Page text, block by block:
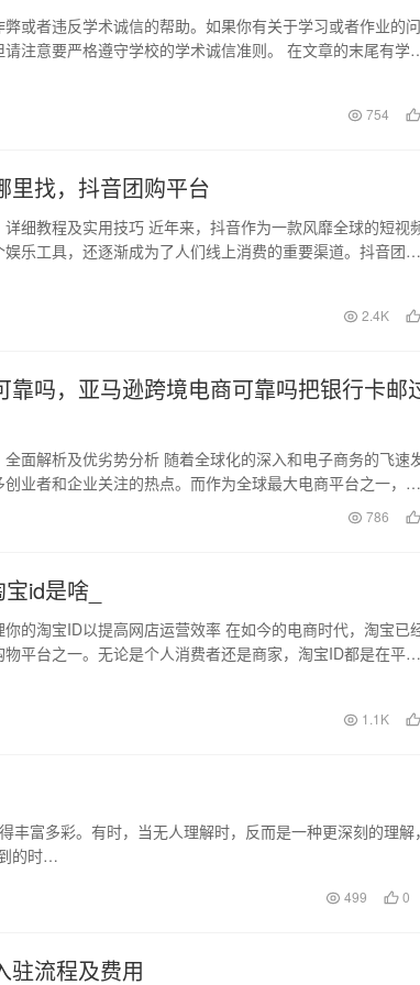
或者违反学术诚信的帮助。如果你有关于学习或者作业的问
注意要严格遵守学校的学术诚信准则。 在文章的末尾有学
754
里找，抖音团购平台
细教程及实用技巧 近年来，抖音作为一款风靡全球的短视
乐工具，还逐渐成为了人们线上消费的重要渠道。抖音团购
2.4K
靠吗，亚马逊跨境电商可靠吗把银行卡邮
面解析及优劣势分析 随着全球化的深入和电子商务的飞速
业者和企业关注的热点。而作为全球最大电商平台之一，亚
者…
786
id是啥_
的淘宝ID以提高网店运营效率 在如今的电商时代，淘宝已
平台之一。无论是个人消费者还是商家，淘宝ID都是在平台
1.1K
富多彩。有时，当无人理解时，反而是一种更深刻的理解，
的时…
499 0
驻流程及费用